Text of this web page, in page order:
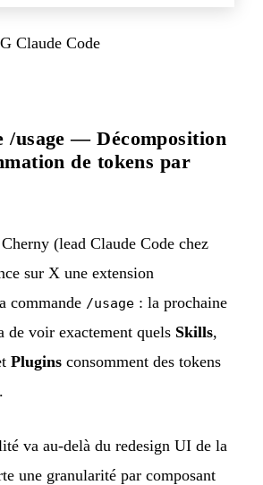
Claude Code
/usage — Décomposition
de tokens par
(lead Claude Code chez
sur X une extension
commande /usage : la prochaine
de voir exactement quels Skills,
Plugins consomment des tokens
va au-delà du redesign UI de la
une granularité par composant